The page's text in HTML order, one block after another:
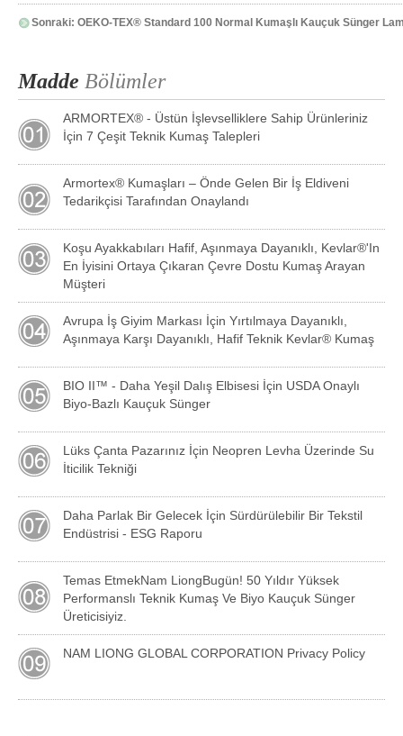
Sonraki: OEKO-TEX® Standard 100 Normal Kumaşlı Kauçuk Sünger
Madde Bölümler
ARMORTEX® - Üstün İşlevselliklere Sahip Ürünleriniz
İçin 7 Çeşit Teknik Kumaş Talepleri
Armortex® Kumaşları – Önde Gelen Bir İş Eldiveni
Tedarikçisi Tarafından Onaylandı
Koşu Ayakkabıları Hafif, Aşınmaya Dayanıklı, Kevlar®'ın
En İyisini Ortaya Çıkaran Çevre Dostu Kumaş Arayan
Müşteri
Avrupa İş Giyim Markası İçin Yırtılmaya Dayanıklı,
Aşınmaya Karşı Dayanıklı, Hafif Teknik Kevlar® Kumaş
BIO II™ - Daha Yeşil Dalış Elbisesi İçin USDA Onaylı
Biyo-Bazlı Kauçuk Sünger
Lüks Çanta Pazarınız İçin Neopren Levha Üzerinde Su
İticilik Tekniği
Daha Parlak Bir Gelecek İçin Sürdürülebilir Bir Tekstil
Endüstrisi - ESG Raporu
Temas EtmekNam LiongBugün! 50 Yıldır Yüksek
Performanslı Teknik Kumaş Ve Biyo Kauçuk Sünger
Üreticisiyiz.
NAM LIONG GLOBAL CORPORATION Privacy Policy